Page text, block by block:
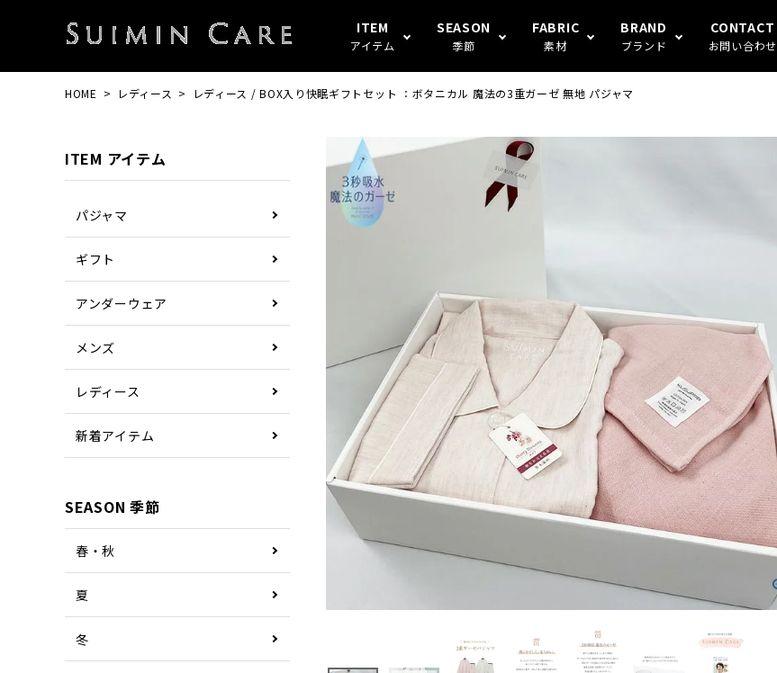
ITEM
アイテム
SEASON
季節
FABRIC
素材
BRAND
ブランド
その他
CONTACT
お問い合わせ
HOME レディース レディース / BOX入り快眠ギフトセット ：ボタニカル 魔法の3重ガーゼ 無地 パジャマ
ITEM アイテム
パジャマ
ギフト
アンダーウェア
メンズ
レディース
新着アイテム
SEASON 季節
春・秋
夏
冬